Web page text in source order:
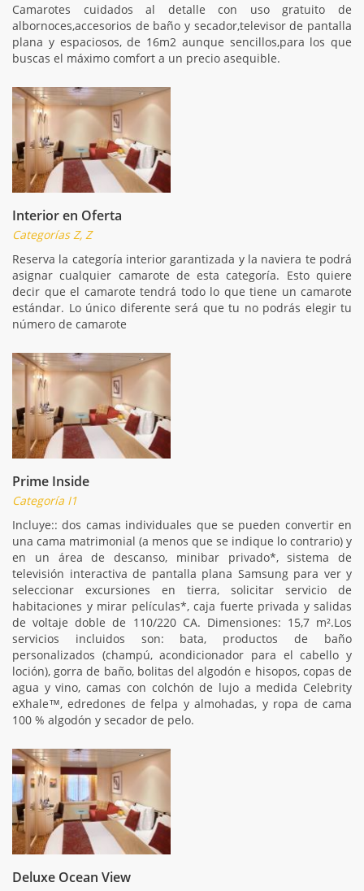
Camarotes cuidados al detalle con uso gratuito de
albornoces,accesorios de baño y secador,televisor de pantalla
plana y espaciosos, de 16m2 aunque sencillos,para los que
buscas el máximo comfort a un precio asequible.
Interior en Oferta
Categorías Z, Z
Reserva la categoría interior garantizada y la naviera te podrá
asignar cualquier camarote de esta categoría. Esto quiere
decir que el camarote tendrá todo lo que tiene un camarote
estándar. Lo único diferente será que tu no podrás elegir tu
número de camarote
Prime Inside
Categoría I1
Incluye:: dos camas individuales que se pueden convertir en
una cama matrimonial (a menos que se indique lo contrario) y
en un área de descanso, minibar privado*, sistema de
televisión interactiva de pantalla plana Samsung para ver y
seleccionar excursiones en tierra, solicitar servicio de
habitaciones y mirar películas*, caja fuerte privada y salidas
de voltaje doble de 110/220 CA. Dimensiones: 15,7 m².Los
servicios incluidos son: bata, productos de baño
personalizados (champú, acondicionador para el cabello y
loción), gorra de baño, bolitas del algodón e hisopos, copas de
agua y vino, camas con colchón de lujo a medida Celebrity
eXhale™, edredones de felpa y almohadas, y ropa de cama
100 % algodón y secador de pelo.
Deluxe Ocean View